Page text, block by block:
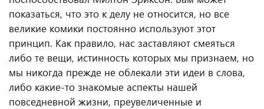
показаться, что это к делу не относится, но все
великие комики постоянно используют этот
принцип. Как правило, нас заставляют смеяться
либо те вещи, истинность которых мы признаем, но
мы никогда прежде не облекали эти идеи в слова,
либо какие-то знакомые аспекты нашей
повседневной жизни, преувеличенные и